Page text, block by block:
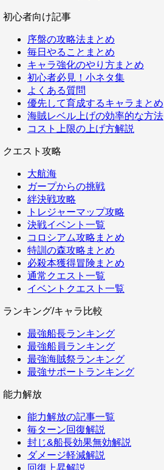
初心者向け記事
序盤の攻略法まとめ
毎日やることまとめ
キャラ強化のやり方まとめ
初心者必見！小ネタ集
よくある質問
優先して育成するキャラまとめ
海賊レベル上げの効率的な方法
コスト上限の上げ方解説
クエスト攻略
大航海
ガープからの挑戦
絆決戦攻略
トレジャーマップ攻略
決戦イベント一覧
コロシアム攻略まとめ
特訓の森攻略まとめ
必殺本獲得冒険まとめ
通常クエスト一覧
イベントクエスト一覧
ランキング/キャラ比較
最強船長ランキング
最強船員ランキング
最強海賊祭ランキング
最強サポートランキング
能力解放
能力解放の記事一覧
毎ターン回復解説
封じ&船長効果無効解説
ダメージ軽減解説
回復上昇解説